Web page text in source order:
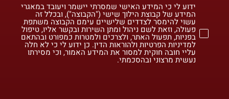
ידוע לי כי המידע האישי שמסרתי יישמר ויעובד במאגרי
המידע של קבוצת הילוך שישי ("הקבוצה"), ובכלל זה
עשוי להימסר לצדדים שלישיים עימם הקבוצה משתפת
פעולה, וזאת לשם ניהול ומתן השירות ובקשר אליו, טיפול
בפניות, תפעול האתר, ולצרכים ולמטרות כמפורט ובהתאם
למדיניות הפרטיות ולהוראות הדין. כן ידוע לי כי לא חלה
עליי חובה חוקית למסור את המידע האמור, וכי מסירתו
נעשית מרצוני ובהסכמתי.